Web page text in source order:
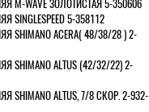
M-WAVE ЗОЛОТИСТАЯ 5-350606
SINGLESPEED 5-358112
SHIMANO ACERA( 48/38/28 ) 2-
SHIMANO ALTUS (42/32/22) 2-
SHIMANO ALTUS, 7/8 СКОР. 2-932-